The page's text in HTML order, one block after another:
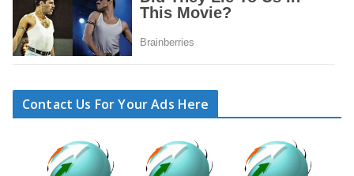
Contact Us For Your Ads Here